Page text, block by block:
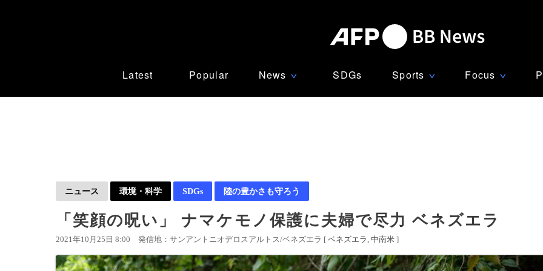
Latest Popular News ∨ SDGs Sports ∨ Focus ∨
ニュース 環境・科学 SDGs 陸の豊かさも守ろう
「笑顔の呪い」 ナマケモノ保護に夫婦で尽力 ベネズエラ
2021年10月25日 8:00 発信地：サンアントニオデロスアルトス/ベネズエラ [ ベネズエラ 中南米 ]